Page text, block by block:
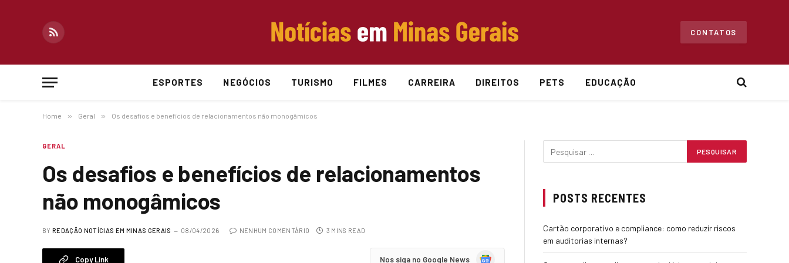
RSS
CONTATOS
ESPORTES NEGÓCIOS TURISMO FILMES CARREIRA DIREITOS PETS EDUCAÇÃO
Home » Geral » Os desafios e benefícios de relacionamentos não monogâmicos
GERAL
Os desafios e benefícios de relacionamentos
não monogâmicos
BY REDAÇÃO NOTÍCIAS EM MINAS GERAIS 08/04/2026 NENHUM COMENTÁRIO 3 MINS READ
Copy Link Nos siga no Google News Google
POSTS RECENTES
Cartão corporativo e compliance: como reduzir riscos
em auditorias internas?